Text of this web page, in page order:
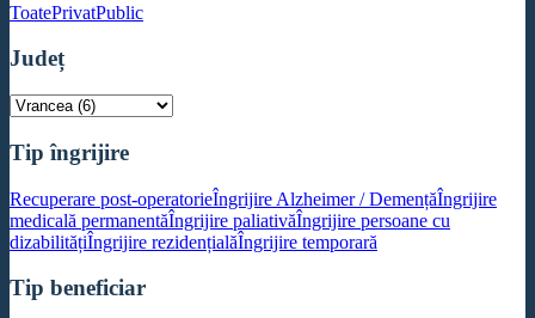
ToatePrivatPublic
Județ
Tip îngrijire
Recuperare post-operatorieÎngrijire Alzheimer / DemențăÎngrijire
medicală permanentăÎngrijire paliativăÎngrijire persoane cu
dizabilitățiÎngrijire rezidențialăÎngrijire temporară
Tip beneficiar